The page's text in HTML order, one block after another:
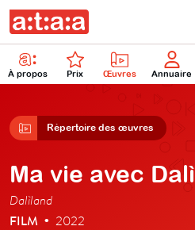
À propos Prix Œuvres Annuaire
Répertoire des œuvres
Ma vie avec Dalì
Dalìland
FILM • 2022